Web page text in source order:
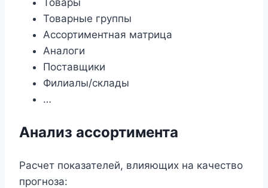
Товарные группы
Ассортиментная матрица
Аналоги
Поставщики
Филиалы/склады
…
Анализ ассортимента
Расчет показателей, влияющих на качество
прогноза: